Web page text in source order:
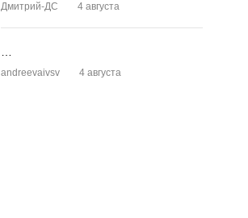
Дмитрий-ДС 4 августа
andreevaivsv 4 августа